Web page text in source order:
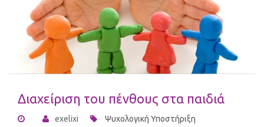
Διαχείριση του πένθους στα παιδιά
exelixi Ψυχολογική Υποστήριξη